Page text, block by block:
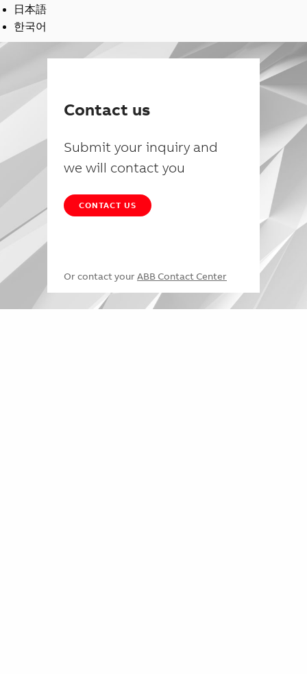
日本語
한국어
Contact us
Submit your inquiry and
we will contact you
CONTACT US
Or contact your ABB Contact Center